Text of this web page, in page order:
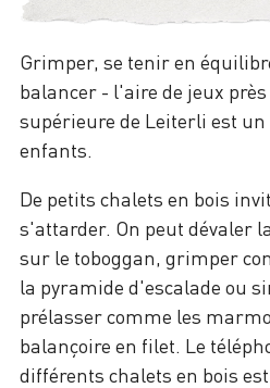
Grimper, se tenir en
balancer - l'aire de jeux
supérieure de Leiterli est
enfants.
De petits chalets en bois
s'attarder. On peut dévaler
sur le toboggan, grimper
la pyramide d'escalade ou
prélasser comme les
balançoire en filet. Le
différents chalets en bois